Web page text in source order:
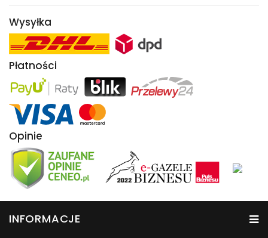
Wysyłka
Płatności
Opinie
INFORMACJE